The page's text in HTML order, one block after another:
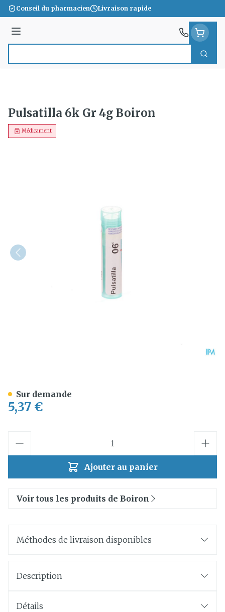
Aller au contenu
Conseil du pharmacien Livraison rapide
Menu
Pulsatilla 6k Gr 4g Boiron
Médicament
5,37 €
Ajouter au panier
Sur demande
Voir tous les produits de Boiron
Méthodes de livraison disponibles
Description
Détails